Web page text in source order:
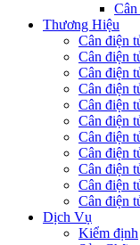
Thương Hiệu
Cân điện
Cân điện
Cân điện
Cân điện
Cân điện
Cân điện
Cân điện
Cân điện
Cân điện
Cân điện
Cân điện
Dịch Vụ
Kiểm định